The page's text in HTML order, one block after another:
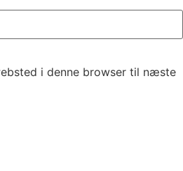
i denne browser til næste